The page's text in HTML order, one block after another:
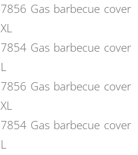
7856 Gas barbecue cover
XL
7854 Gas barbecue cover
L
7856 Gas barbecue cover
XL
7854 Gas barbecue cover
L